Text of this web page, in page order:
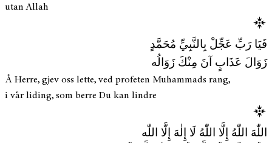
utan Allah
فَيَا رَبِّ عَجِّلْ بِالنَّبِيِّ مُحَمَّدٍ
زَوَالَ عَذَابٍ آنَ مِنْكَ زَوَالُه
Å Herre, gjev oss lette, ved profeten Muhammads rang,
i vår liding, som berre Du kan lindre
اللّٰهَ اللّٰهُ إِلَّا اللّٰهُ لَا إِلٰهَ إِلَّا اللّٰه